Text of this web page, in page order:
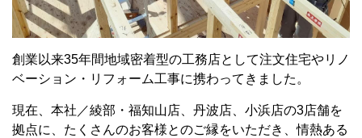
創業以来35年間地域密着型の工務店として注文住宅やリノ
ベーション・リフォーム工事に携わってきました。
現在、本社／綾部・福知山店、丹波店、小浜店の3店舗を
拠点に、たくさんのお客様とのご縁をいただき、情熱ある